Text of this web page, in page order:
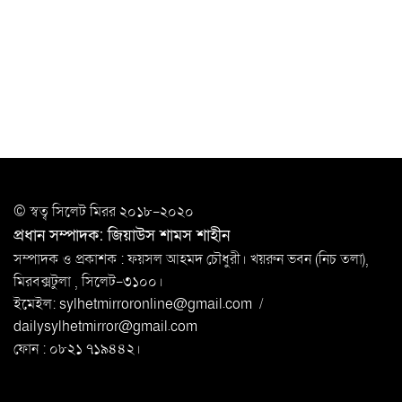
মানববন্ধন
রপ্তানি বৃদ্ধিতে ক্ষুদ্র উদ্যোক্তাদের মেলা বুথ ভাড়া মওকুফ :
বাণিজ্যমন্ত্রী
মুক্তাদির-আরিফসহ ১৮ মন্ত্রীর পুলিশ এসকর্ট
প্রত্যাহার
© স্বত্ব সি‌লেট মিরর ২০১৮-২০২০
প্রধান সম্পাদক: জিয়াউস শামস শাহীন
সম্পাদক ও প্রকাশক : ফয়সল আহমদ চৌধুরী। খয়রুন ভবন (নিচ তলা),
মিরবক্সটুলা ,সি‌লেট-৩১০০।
ইমেইল:sylhetmirroronline@gmail.com /
dailysylhetmirror@gmail.com
ফোন : ০৮২১ ৭১৯৪৪২।